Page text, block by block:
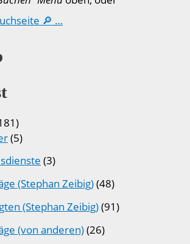
🔎 …
(5)
(3)
(Stephan Zeibig)(48)
(Stephan Zeibig)(91)
(von anderen)(26)